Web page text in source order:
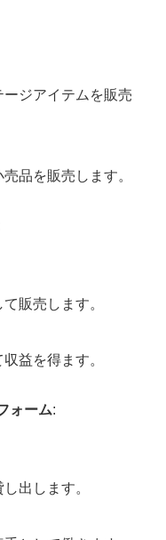
ジアイテムを販売
品を販売します。
販売します。
益を得ます。
ォーム:
出します。